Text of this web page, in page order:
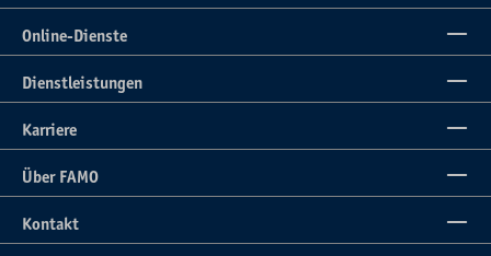
Online-Dienste
Dienstleistungen
Karriere
Über FAMO
Kontakt